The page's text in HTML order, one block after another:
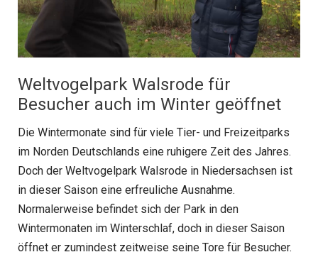
Weltvogelpark Walsrode für
Besucher auch im Winter geöffnet
Die Wintermonate sind für viele Tier- und Freizeitparks
im Norden Deutschlands eine ruhigere Zeit des Jahres.
Doch der Weltvogelpark Walsrode in Niedersachsen ist
in dieser Saison eine erfreuliche Ausnahme.
Normalerweise befindet sich der Park in den
Wintermonaten im Winterschlaf, doch in dieser Saison
öffnet er zumindest zeitweise seine Tore für Besucher.